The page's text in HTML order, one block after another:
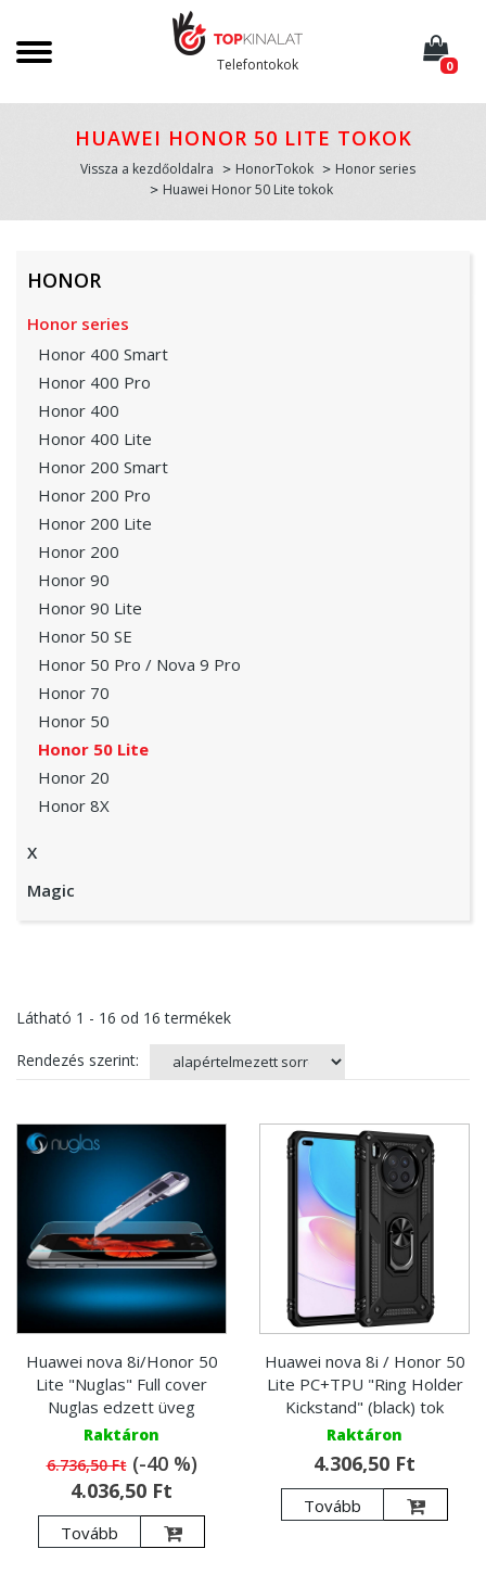
Telefontokok 0
HUAWEI HONOR 50 LITE TOKOK
Vissza a kezdőoldalra HonorTokok
Honor series
Huawei Honor 50 Lite tokok
HONOR
Honor series
Honor 400 Smart
Honor 400 Pro
Honor 400
Honor 400 Lite
Honor 200 Smart
Honor 200 Pro
Honor 200 Lite
Honor 200
Honor 90
Honor 90 Lite
Honor 50 SE
Honor 50 Pro / Nova 9 Pro
Honor 70
Honor 50
Honor 50 Lite
Honor 20
Honor 8X
X
Magic
Látható 1 - 16 od 16 termékek
Rendezés szerint:
Huawei nova 8i/Honor 50
Lite "Nuglas" Full cover
Nuglas edzett üveg
Raktáron
6.736,50 Ft(-40 %)
4.036,50 Ft
Tovább
Huawei nova 8i / Honor 50
Lite PC+TPU "Ring Holder
Kickstand" (black) tok
Raktáron
4.306,50 Ft
Tovább